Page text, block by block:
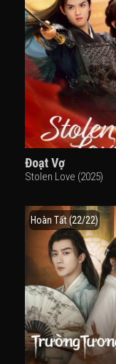
Đoạt Vợ
Stolen Love (2025)
Hoàn Tất (22/22)